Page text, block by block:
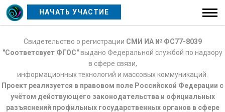
НАЧАТЬ УЧАСТИЕ
Свидетельство о регистрации СМИ ИА № ФС77-8039
"Соответсвует ФГОС"выдано Федеральной службой по надзору
в сфере связи,
информационных технологий и массовых коммуникаций.
Проект реализуется в правовом поле Российской Федерации с
учётом действующего законодательства и официальных
разъяснений профильных государственных органов в сфере